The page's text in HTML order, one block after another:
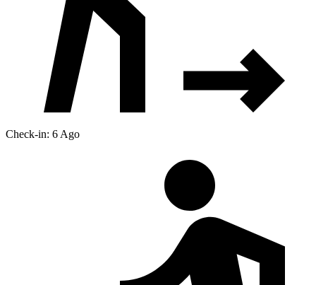
Check-in: 6 Ago